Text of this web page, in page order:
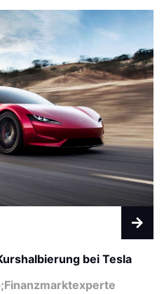
bei Tesla